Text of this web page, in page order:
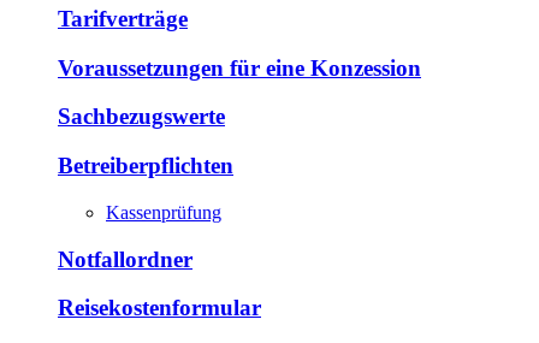
Tarifverträge
Voraussetzungen für eine Konzession
Sachbezugswerte
Betreiberpflichten
Kassenprüfung
Notfallordner
Reisekostenformular